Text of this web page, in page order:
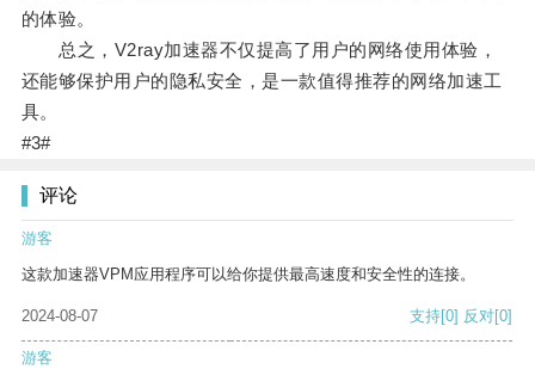
的体验。
总之，V2ray加速器不仅提高了用户的网络使用体验，
还能够保护用户的隐私安全，是一款值得推荐的网络加速工
具。
#3#
评论
游客
这款加速器VPM应用程序可以给你提供最高速度和安全性的连接。
2024-08-07 支持[0] 反对[0]
游客